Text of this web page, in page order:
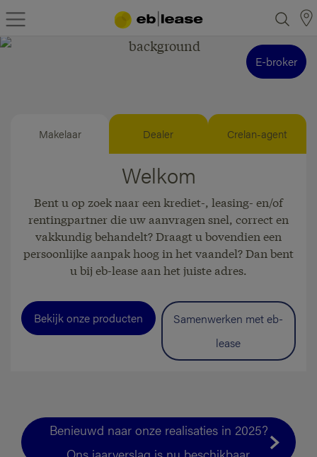
E-broker
Makelaar Dealer Crelan-agent
Welkom
Bent u op zoek naar een krediet-, leasing- en/of
rentingpartner die uw aanvragen snel, correct en
vakkundig behandelt? Draagt u bovendien een
persoonlijke aanpak hoog in het vaandel? Dan bent
u bij eb-lease aan het juiste adres.
Bekijk onze producten
Samenwerken met eb-
lease
Benieuwd naar onze realisaties in 2025?